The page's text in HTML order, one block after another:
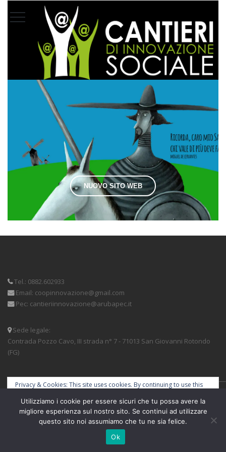
NUOVO SITO WEB
Tel.: 0882.602933
Email: coopinnovazione@gmail.com
Pec: cantieriinnovazione@arubapec.it
Sede legale:
Contrada Pozzo Cavo, III strada n° 7 - 71013 San Giovanni Rotondo
(FG)
design by://MooLab - Artigiani Digitali
Privacy & Cookies: This site uses cookies. By continuing to use this
To find out more, including how to control cookies, see here:
Informativa sui cookie
Utilizziamo i cookie per essere sicuri che tu possa avere la
migliore esperienza sul nostro sito. Se continui ad utilizzare
questo sito noi assumiamo che tu ne sia felice.
Ok